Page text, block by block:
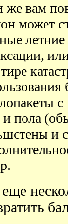
же вам
может
летние
и пола
и